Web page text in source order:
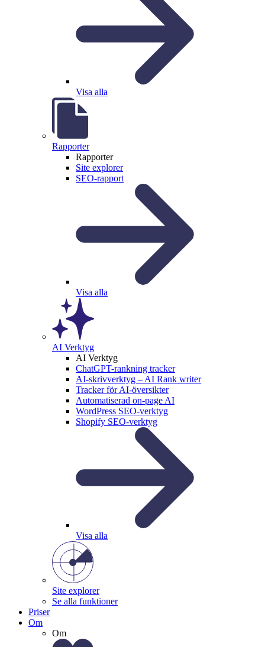
Visa alla
Rapporter
Rapporter
Site explorer
SEO-rapport
Visa alla
AI Verktyg
AI Verktyg
ChatGPT-rankning tracker
AI-skrivverktyg – AI Rank writer
Tracker för AI-översikter
Automatiserad on-page AI
WordPress SEO-verktyg
Shopify SEO-verktyg
Visa alla
Site explorer
Se alla funktioner
Priser
Om
Om